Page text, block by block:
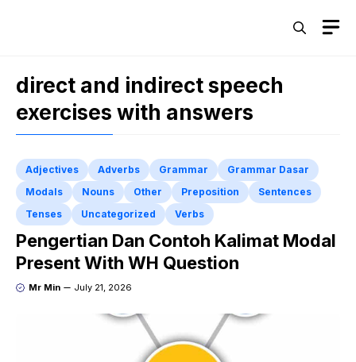
direct and indirect speech
exercises with answers
Adjectives Adverbs Grammar
Grammar Dasar
Modals
Nouns Other Preposition
Sentences
Tenses
Uncategorized Verbs
Pengertian Dan Contoh Kalimat Modal
Present With WH Question
Mr Min July 21, 2026